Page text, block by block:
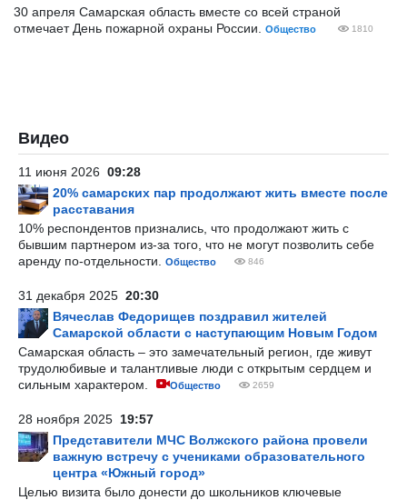
30 апреля Самарская область вместе со всей страной
отмечает День пожарной охраны России.
Общество 1810
Видео
11 июня 2026 09:28
20% самарских пар продолжают жить вместе после
расставания
10% респондентов признались, что продолжают жить с
бывшим партнером из-за того, что не могут позволить себе
аренду по-отдельности.
Общество 846
31 декабря 2025 20:30
Вячеслав Федорищев поздравил жителей
Самарской области с наступающим Новым Годом
Самарская область – это замечательный регион, где живут
трудолюбивые и талантливые люди с открытым сердцем и
сильным характером.
Общество 2659
28 ноября 2025 19:57
Представители МЧС Волжского района провели
важную встречу с учениками образовательного
центра «Южный город»
Целью визита было донести до школьников ключевые